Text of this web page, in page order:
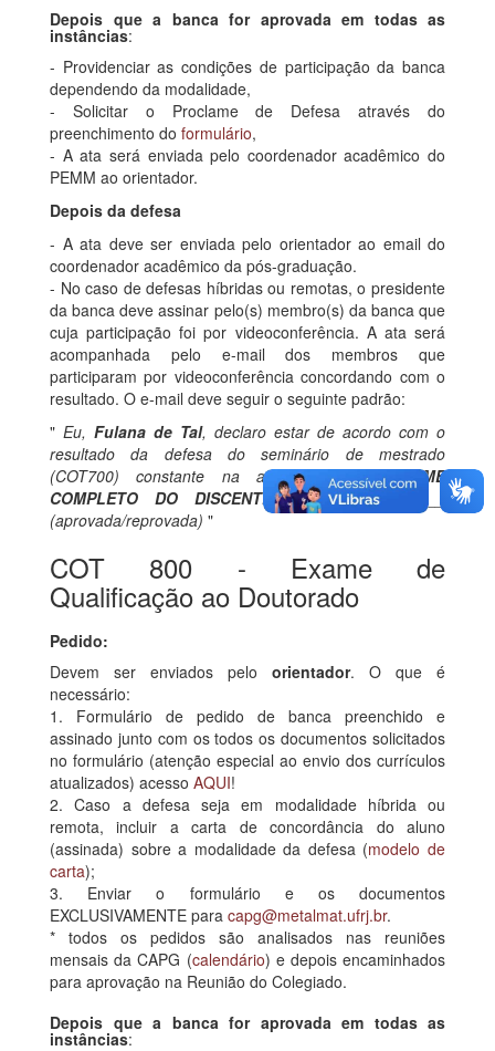
Depois que a banca for aprovada em todas as
instâncias:
- Providenciar as condições de participação da banca
dependendo da modalidade,
- Solicitar o Proclame de Defesa através do
preenchimento do formulário,
- A ata será enviada pelo coordenador acadêmico do
PEMM ao orientador.
Depois da defesa
- A ata deve ser enviada pelo orientador ao email do
coordenador acadêmico da pós-graduação.
- No caso de defesas híbridas ou remotas, o presidente
da banca deve assinar pelo(s) membro(s) da banca que
cuja participação foi por videoconferência. A ata será
acompanhada pelo e-mail dos membros que
participaram por videoconferência concordando com o
resultado. O e-mail deve seguir o seguinte padrão:
" Eu, Fulana de Tal, declaro estar de acordo com o
resultado da defesa do seminário de mestrado
(COT700) constante na ata d@ alun@NOME
COMPLETO DO DISCENTEque foi _________
(aprovada/reprovada) "
COT 800 - Exame de
Qualificação ao Doutorado
Pedido:
Devem ser enviados pelo orientador. O que é
necessário:
1. Formulário de pedido de banca preenchido e
assinado junto com os todos os documentos solicitados
no formulário (atenção especial ao envio dos currículos
atualizados) acesso AQUI!
2. Caso a defesa seja em modalidade híbrida ou
remota, incluir a carta de concordância do aluno
(assinada) sobre a modalidade da defesa (modelo de
carta);
3. Enviar o formulário e os documentos
EXCLUSIVAMENTE para capg@metalmat.ufrj.br.
* todos os pedidos são analisados nas reuniões
mensais da CAPG (calendário) e depois encaminhados
para aprovação na Reunião do Colegiado.
Depois que a banca for aprovada em todas as
instâncias: